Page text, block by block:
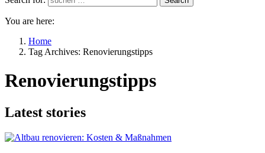
You are here:
Home
Tag Archives: Renovierungstipps
Renovierungstipps
Latest stories